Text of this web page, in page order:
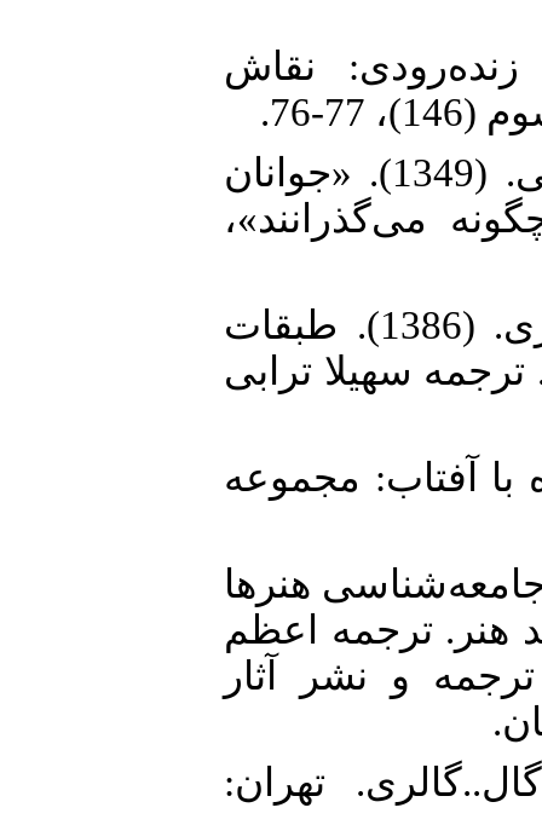
«حسین زنده‌رودی: نقاش
76.
5. اباذری، یوسف، و مسعود همتی. (1349). «جوانان
می‌گذرانند»،
6. اشرف، احمد و علی بنو عزیزی. (1386). طبقات
سهیلا ترابی
(1385). بی‌پرده با آفتاب: مجموعه
ویکتوریا دی. (1396). جامعه‌شناسی هنرها
هنر. ترجمه اعظم
و نشر آثار
(1395). گال..گال..گالری. تهران: